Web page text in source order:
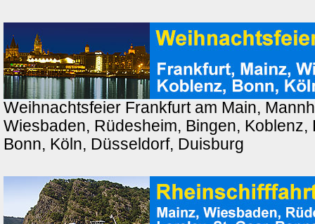
Weihnachtsfeier Frankfurt am Main,
Wiesbaden, Rüdesheim, Bingen, Koblenz,
Bonn, Köln, Düsseldorf, Duisburg